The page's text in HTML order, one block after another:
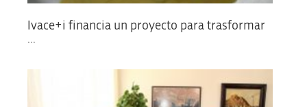
Ivace+i financia un proyecto para trasformar
...